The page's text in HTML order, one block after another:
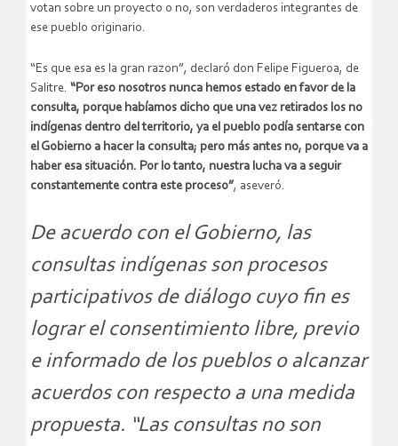
votan sobre un proyecto o no, son verdaderos integrantes de
ese pueblo originario.
“Es que esa es la gran razon”, declaró don Felipe Figueroa, de
Salitre. “Por eso nosotros nunca hemos estado en favor de la
consulta, porque habíamos dicho que una vez retirados los no
indígenas dentro del territorio, ya el pueblo podía sentarse con
el Gobierno a hacer la consulta; pero más antes no, porque va a
haber esa situación. Por lo tanto, nuestra lucha va a seguir
constantemente contra este proceso”, aseveró.
De acuerdo con el Gobierno, las
consultas indígenas son procesos
participativos de diálogo cuyo fin es
lograr el consentimiento libre, previo
e informado de los pueblos o alcanzar
acuerdos con respecto a una medida
propuesta. “Las consultas no son